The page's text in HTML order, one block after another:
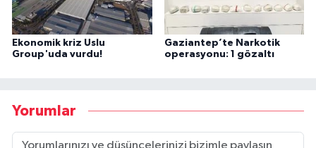
Ekonomik kriz Uslu
Group'uda vurdu!
Gaziantep’te Narkotik
operasyonu: 1 gözaltı
Yorumlar